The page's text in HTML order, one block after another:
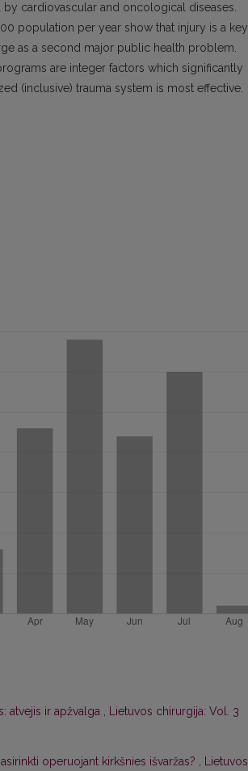
cardiovascular and oncological diseases.
population per year show that injury is a key
as a second major public health problem.
are integer factors which significantly
(inclusive) trauma system is most effective.
atvejis ir apžvalga , Lietuvos chirurgija: Vol. 3
operuojant kirkšnies išvaržas? , Lietuvos